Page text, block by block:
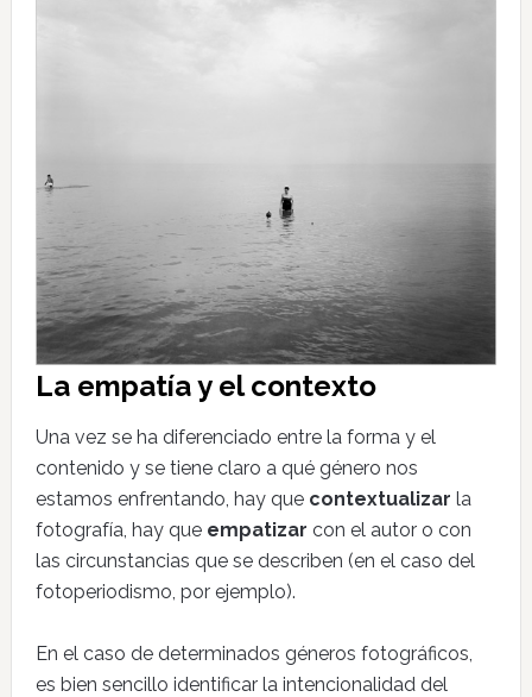
La empatía y el contexto
Una vez se ha diferenciado entre la forma y el
contenido y se tiene claro a qué género nos
estamos enfrentando, hay que contextualizar la
fotografía, hay que empatizar con el autor o con
las circunstancias que se describen (en el caso del
fotoperiodismo, por ejemplo).
En el caso de determinados géneros fotográficos,
es bien sencillo identificar la intencionalidad del